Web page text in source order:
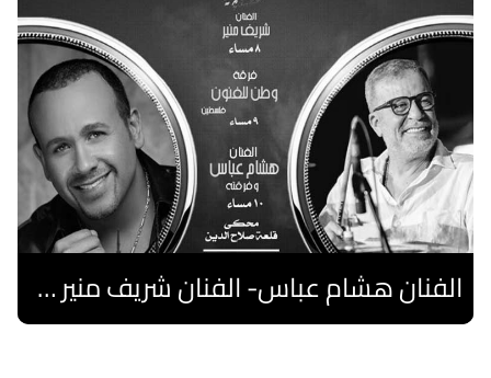
الفنان هشام عباس- الفنان شريف منير "نوستالجيا"- فرقة فلسطين